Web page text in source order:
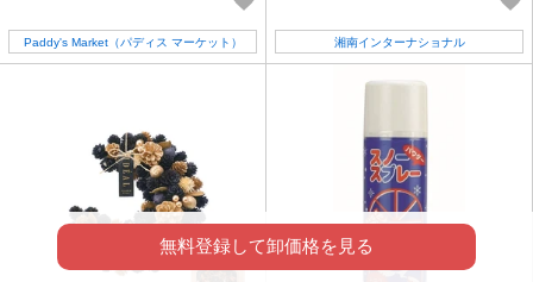
Paddy's Market（パディス マーケット） 湘南インターナショナル
無料登録して卸価格を見る